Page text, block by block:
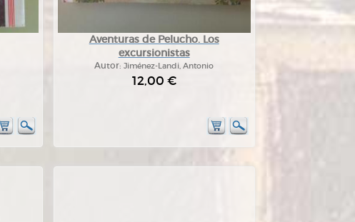
Aventuras de Pelucho. Los
excursionistas
Autor:Jiménez-Landi, Antonio
12,00 €